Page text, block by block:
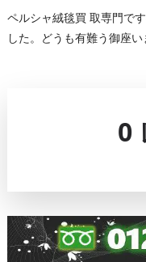
ペルシャ絨毯買 取専門で
した。どうも有難う御座い
0